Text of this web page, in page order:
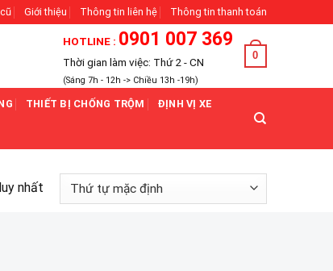
Giới thiệu Thông tin liên hệ Thông tin thanh toán
HOTLINE : 0901 007 369
Thời gian làm việc: Thứ 2 - CN
(Sáng 7h - 12h -> Chiều 13h -19h)
0
THIẾT BỊ CHỐNG TRỘM ĐỊNH VỊ XE
nhất